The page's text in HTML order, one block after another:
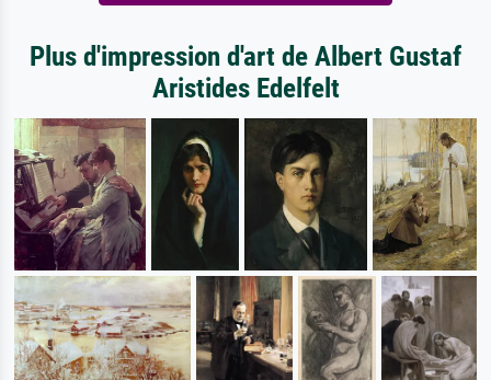
Plus d'impression d'art de Albert Gustaf
Aristides Edelfelt